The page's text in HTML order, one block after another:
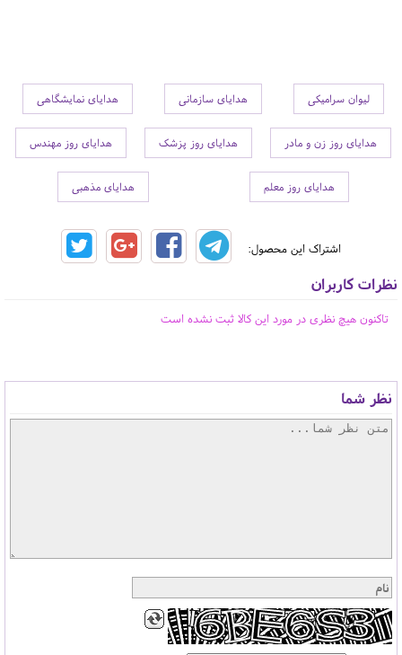
لیوان سرامیکی هدایای سازمانی هدایای نمایشگاهی
هدایای روز زن و مادر هدایای روز پزشک هدایای روز مهندس
هدایای روز معلم هدایای مذهبی
اشتراک این محصول:
نظرات کاربران
تاکنون هیچ نظری در مورد این کالا ثبت نشده است
نظر شما